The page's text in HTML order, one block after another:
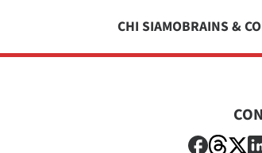
CHI SIAMOBRAINS &